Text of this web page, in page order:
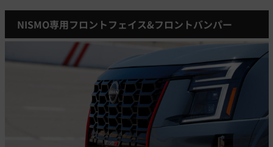
NISMO専用フロントフェイス&フロントバンパー